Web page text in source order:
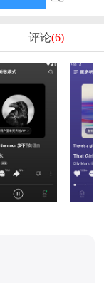
评论(6)